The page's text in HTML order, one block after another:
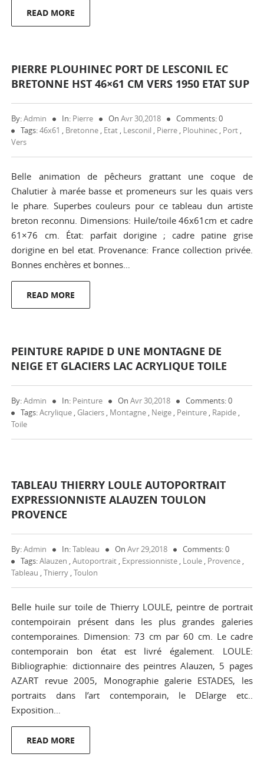
READ MORE
PIERRE PLOUHINEC PORT DE LESCONIL EC
BRETONNE HST 46×61 CM VERS 1950 ETAT SUP
By:Admin In: Pierre OnAvr 30,2018
Comments: 0
Tags:46x61 , Bretonne , Etat , Lesconil , Pierre , Plouhinec , Port ,
Vers
Belle animation de pêcheurs grattant une coque de
Chalutier à marée basse et promeneurs sur les quais vers
le phare. Superbes couleurs pour ce tableau dun artiste
breton reconnu. Dimensions: Huile/toile 46x61cm et cadre
61×76 cm. État: parfait dorigine ; cadre patine grise
dorigine en bel etat. Provenance: France collection privée.
Bonnes enchères et bonnes…
READ MORE
PEINTURE RAPIDE D UNE MONTAGNE DE
NEIGE ET GLACIERS LAC ACRYLIQUE TOILE
By:Admin In: Peinture OnAvr 30,2018
Comments: 0
Tags:Acrylique , Glaciers , Montagne , Neige , Peinture , Rapide ,
Toile
TABLEAU THIERRY LOULE AUTOPORTRAIT
EXPRESSIONNISTE ALAUZEN TOULON
PROVENCE
By:Admin In:Tableau OnAvr 29,2018
Comments: 0
Tags:Alauzen ,Autoportrait , Expressionniste , Loule , Provence ,
Tableau ,Thierry ,Toulon
Belle huile sur toile de Thierry LOULE, peintre de portrait
contempoirain présent dans les plus grandes galeries
contemporaines. Dimension: 73 cm par 60 cm. Le cadre
contemporain bon état est livré également. LOULE:
Bibliographie: dictionnaire des peintres Alauzen, 5 pages
AZART revue 2005, Monographie galerie ESTADES, les
portraits dans l’art contemporain, le DElarge etc..
Exposition…
READ MORE